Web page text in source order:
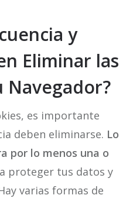
y
Eliminar las
Navegador?
es importante
deben eliminarse. Lo
por lo menos una o
proteger tus datos y
varias formas de